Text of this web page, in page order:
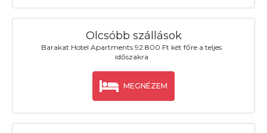
Olcsóbb szállások
Barakat Hotel Apartments 92.800 Ft két főre a teljes
időszakra
MEGNÉZEM